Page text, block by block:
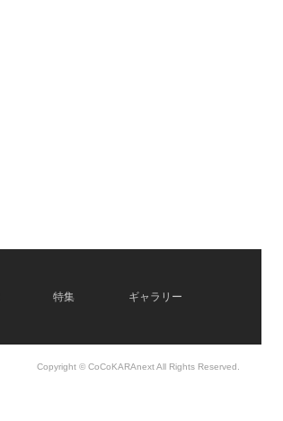
特集 ギャラリー
Copyright © CoCoKARAnext All Rights Reserved.